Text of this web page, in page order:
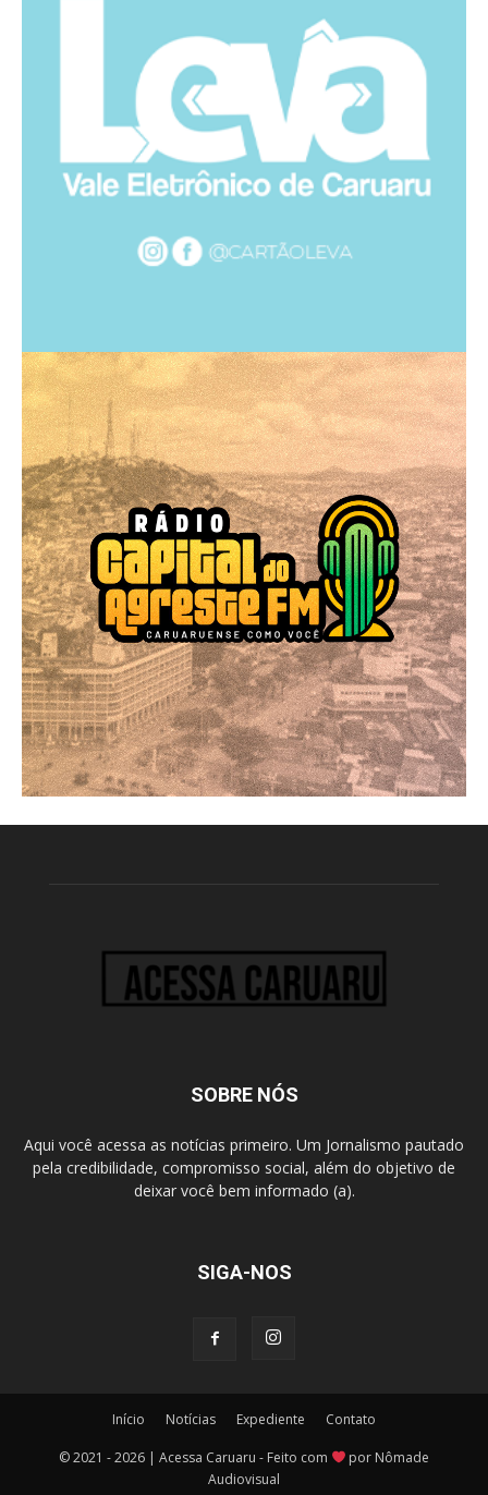
SOBRE NÓS
Aqui você acessa as notícias primeiro. Um Jornalismo pautado
pela credibilidade, compromisso social, além do objetivo de
deixar você bem informado (a).
SIGA-NOS
Início Notícias Expediente Contato
© 2021 - 2026 | Acessa Caruaru - Feito com
por Nômade
Audiovisual